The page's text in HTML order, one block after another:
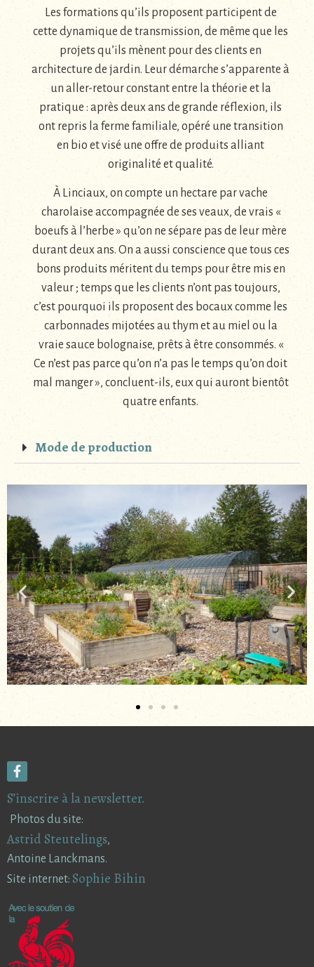
Les formations qu’ils proposent participent de
cette dynamique de transmission, de même que les
projets qu’ils mènent pour des clients en
architecture de jardin. Leur démarche s’apparente à
un aller-retour constant entre la théorie et la
pratique : après deux ans de grande réflexion, ils
ont repris la ferme familiale, opéré une transition
en bio et visé une offre de produits alliant
originalité et qualité.
À Linciaux, on compte un hectare par vache
charolaise accompagnée de ses veaux, de vrais «
boeufs à l’herbe » qu’on ne sépare pas de leur mère
durant deux ans. On a aussi conscience que tous ces
bons produits méritent du temps pour être mis en
valeur ; temps que les clients n’ont pas toujours,
c’est pourquoi ils proposent des bocaux comme les
carbonnades mijotées au thym et au miel ou la
vraie sauce bolognaise, prêts à être consommés. «
Ce n’est pas parce qu’on n’a pas le temps qu’on doit
mal manger », concluent-ils, eux qui auront bientôt
quatre enfants.
Mode de production
S’inscrire à la newsletter.
Photos du site:
Astrid Steutelings,
Antoine Lanckmans.
Site internet: Sophie Bihin